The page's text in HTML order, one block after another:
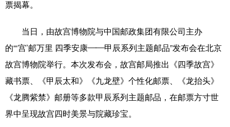
公益 一带一路 亚太网 上市公司
地方频道
北京 天津
票揭幕。
当日，由故宫博物院与中国邮政集团有限公司主办
的“‘宫’邮万里 四季安康——甲辰系列主题邮品”发布会在北京
故宫博物院举行。本次发布会，故宫邮局推出《四季故宫》
藏书票、《甲辰太和》《九龙壁》个性化邮票、《龙抬头》
《龙腾紫禁》邮册等多款甲辰系列主题邮品，在邮票方寸世
界中呈现故宫四时美景与院藏珍宝。